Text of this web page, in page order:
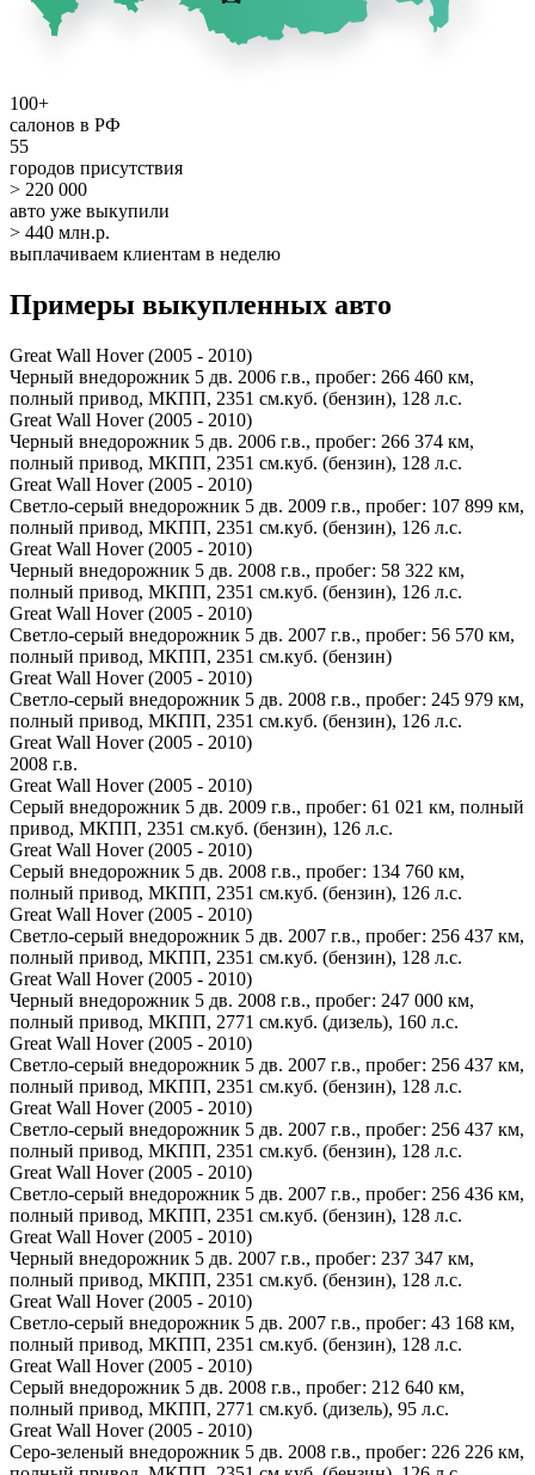
100+
салонов в РФ
55
городов присутствия
> 220 000
авто уже выкупили
> 440 млн.р.
выплачиваем клиентам в неделю
Примеры выкупленных авто
Great Wall Hover (2005 - 2010)
Черный внедорожник 5 дв. 2006 г.в., пробег: 266 460 км,
полный привод, МКПП, 2351 см.куб. (бензин), 128 л.с.
Great Wall Hover (2005 - 2010)
Черный внедорожник 5 дв. 2006 г.в., пробег: 266 374 км,
полный привод, МКПП, 2351 см.куб. (бензин), 128 л.с.
Great Wall Hover (2005 - 2010)
Светло-серый внедорожник 5 дв. 2009 г.в., пробег: 107 899 км,
полный привод, МКПП, 2351 см.куб. (бензин), 126 л.с.
Great Wall Hover (2005 - 2010)
Черный внедорожник 5 дв. 2008 г.в., пробег: 58 322 км,
полный привод, МКПП, 2351 см.куб. (бензин), 126 л.с.
Great Wall Hover (2005 - 2010)
Светло-серый внедорожник 5 дв. 2007 г.в., пробег: 56 570 км,
полный привод, МКПП, 2351 см.куб. (бензин)
Great Wall Hover (2005 - 2010)
Светло-серый внедорожник 5 дв. 2008 г.в., пробег: 245 979 км,
полный привод, МКПП, 2351 см.куб. (бензин), 126 л.с.
Great Wall Hover (2005 - 2010)
2008 г.в.
Great Wall Hover (2005 - 2010)
Серый внедорожник 5 дв. 2009 г.в., пробег: 61 021 км, полный
привод, МКПП, 2351 см.куб. (бензин), 126 л.с.
Great Wall Hover (2005 - 2010)
Серый внедорожник 5 дв. 2008 г.в., пробег: 134 760 км,
полный привод, МКПП, 2351 см.куб. (бензин), 126 л.с.
Great Wall Hover (2005 - 2010)
Светло-серый внедорожник 5 дв. 2007 г.в., пробег: 256 437 км,
полный привод, МКПП, 2351 см.куб. (бензин), 128 л.с.
Great Wall Hover (2005 - 2010)
Черный внедорожник 5 дв. 2008 г.в., пробег: 247 000 км,
полный привод, МКПП, 2771 см.куб. (дизель), 160 л.с.
Great Wall Hover (2005 - 2010)
Светло-серый внедорожник 5 дв. 2007 г.в., пробег: 256 437 км,
полный привод, МКПП, 2351 см.куб. (бензин), 128 л.с.
Great Wall Hover (2005 - 2010)
Светло-серый внедорожник 5 дв. 2007 г.в., пробег: 256 437 км,
полный привод, МКПП, 2351 см.куб. (бензин), 128 л.с.
Great Wall Hover (2005 - 2010)
Светло-серый внедорожник 5 дв. 2007 г.в., пробег: 256 436 км,
полный привод, МКПП, 2351 см.куб. (бензин), 128 л.с.
Great Wall Hover (2005 - 2010)
Черный внедорожник 5 дв. 2007 г.в., пробег: 237 347 км,
полный привод, МКПП, 2351 см.куб. (бензин), 128 л.с.
Great Wall Hover (2005 - 2010)
Светло-серый внедорожник 5 дв. 2007 г.в., пробег: 43 168 км,
полный привод, МКПП, 2351 см.куб. (бензин), 128 л.с.
Great Wall Hover (2005 - 2010)
Серый внедорожник 5 дв. 2008 г.в., пробег: 212 640 км,
полный привод, МКПП, 2771 см.куб. (дизель), 95 л.с.
Great Wall Hover (2005 - 2010)
Серо-зеленый внедорожник 5 дв. 2008 г.в., пробег: 226 226 км,